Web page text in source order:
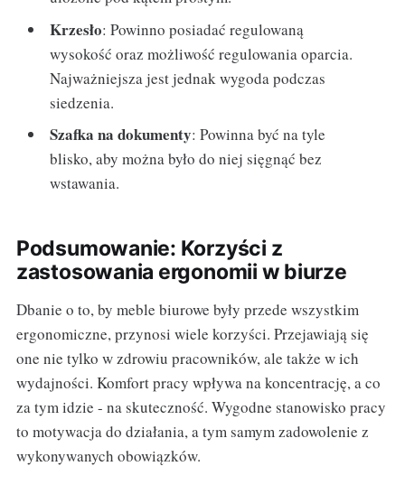
Krzesło: Powinno posiadać regulowaną
wysokość oraz możliwość regulowania oparcia.
Najważniejsza jest jednak wygoda podczas
siedzenia.
Szafka na dokumenty: Powinna być na tyle
blisko, aby można było do niej sięgnąć bez
wstawania.
Podsumowanie: Korzyści z
zastosowania ergonomii w biurze
Dbanie o to, by meble biurowe były przede wszystkim
ergonomiczne, przynosi wiele korzyści. Przejawiają się
one nie tylko w zdrowiu pracowników, ale także w ich
wydajności. Komfort pracy wpływa na koncentrację, a co
za tym idzie - na skuteczność. Wygodne stanowisko pracy
to motywacja do działania, a tym samym zadowolenie z
wykonywanych obowiązków.